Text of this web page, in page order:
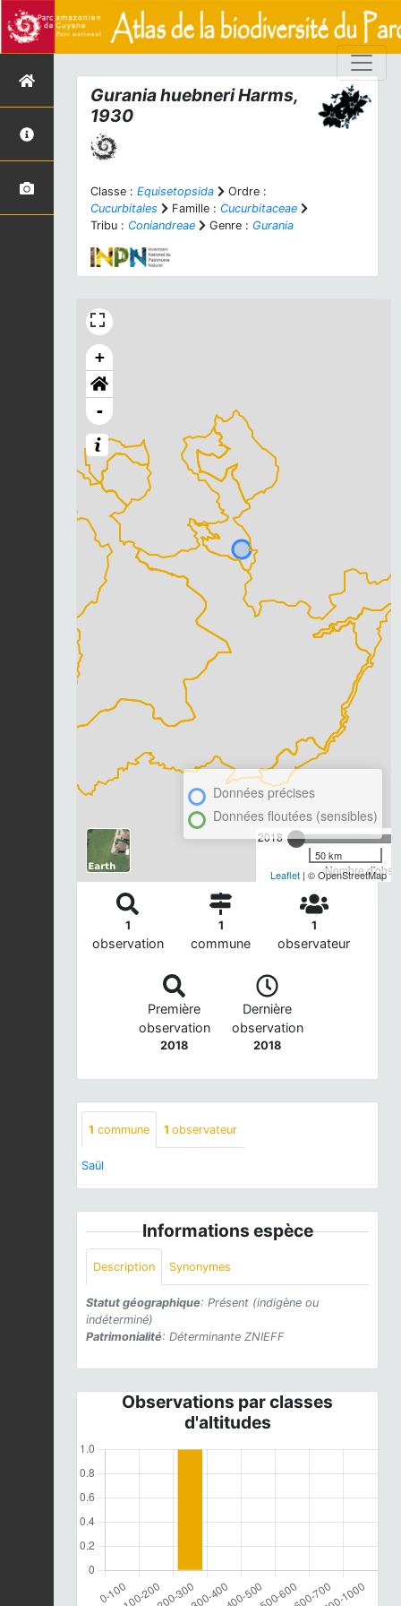
Gurania huebneriHarms,
1930
Classe : Equisetopsida
Ordre :
Cucurbitales
Famille : Cucurbitaceae
Tribu : Coniandreae Genre : Gurania
+
-
2018
Nombre
Données précises
Données floutées (sensibles)
50 km
Leaflet | © OpenStreetMap
1
observation
1
commune
1
observateur
Première
observation
2018
Dernière
observation
2018
1 commune 1 observateur
Saül
Informations espèce
Description Synonymes
Statut géographique: Présent (indigène ou
indéterminé)
Patrimonialité: Déterminante ZNIEFF
Observations par classes
d'altitudes